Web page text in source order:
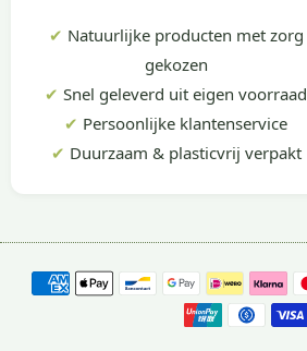
✔ Natuurlijke producten met zorg
gekozen
✔ Snel geleverd uit eigen voorraad
✔ Persoonlijke klantenservice
✔ Duurzaam & plasticvrij verpakt